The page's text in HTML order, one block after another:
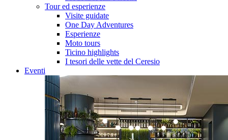
Tour ed esperienze
Visite guidate
One Day Adventures
Esperienze
Moto tours
Ticino highlights
I tesori delle vette del Ceresio
Eventi